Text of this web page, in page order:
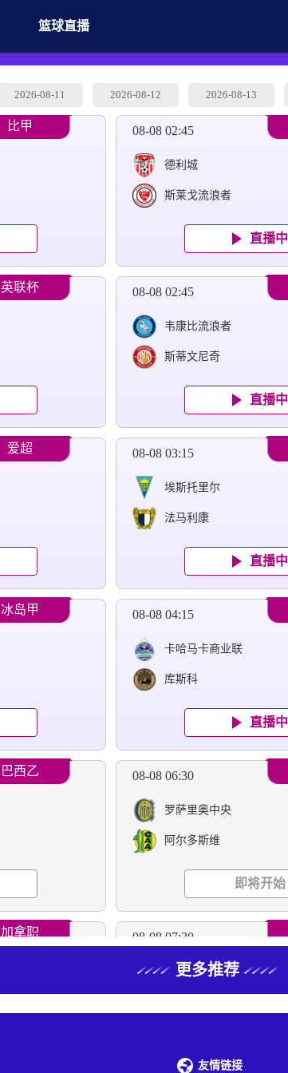
篮球直播
2026-08-11 2026-08-12 2026-08-13
比甲 08-08 02:45
德利城
斯莱戈流浪者
直播中
英联杯 08-08 02:45
韦康比流浪者
斯蒂文尼奇
直播中
爱超 08-08 03:15
埃斯托里尔
法马利康
直播中
冰岛甲 08-08 04:15
卡哈马卡商业联
库斯科
直播中
巴西乙 08-08 06:30
罗萨里奥中央
阿尔多斯维
即将开始
加拿职 08-08 07:30
华盛顿神秘人
更多推荐
友情链接